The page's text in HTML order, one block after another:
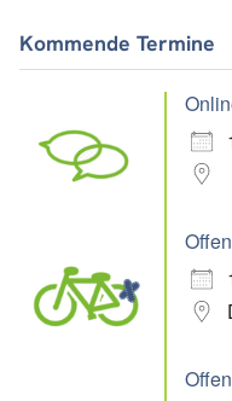
Kommende Termine